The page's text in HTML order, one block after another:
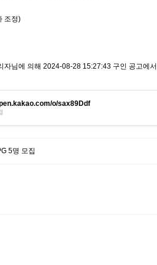
조정)
자님에 의해 2024-08-28 15:27:43 구인 공고에
o/sax89Ddf
5명 모집